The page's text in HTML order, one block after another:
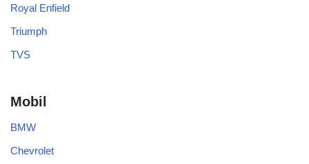
Royal Enfield
Triumph
TVS
Mobil
BMW
Chevrolet